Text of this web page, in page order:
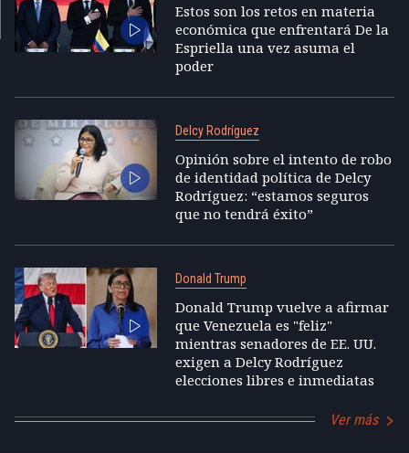
Estos son los retos en materia
económica que enfrentará De la
Espriella una vez asuma el
poder
Delcy Rodríguez
Opinión sobre el intento de robo
de identidad política de Delcy
Rodríguez: “estamos seguros
que no tendrá éxito”
Donald Trump
Donald Trump vuelve a afirmar
que Venezuela es "feliz"
mientras senadores de EE. UU.
exigen a Delcy Rodríguez
elecciones libres e inmediatas
Ver más